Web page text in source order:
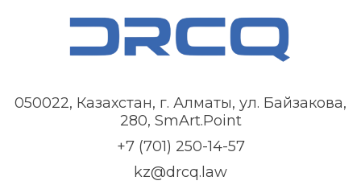
050022, Казахстан, г. Алматы, ул. Байзакова,
280, SmArt.Point
+7 (701) 250-14-57
kz@drcq.law